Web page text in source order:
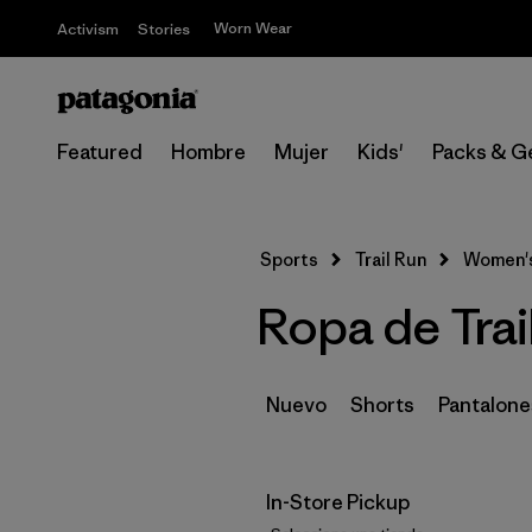
Activism Stories Worn Wear
Featured Hombre Mujer Kids' Packs &
Sports Trail Run
Ropa de
Nuevo Shorts
In-Store Pickup